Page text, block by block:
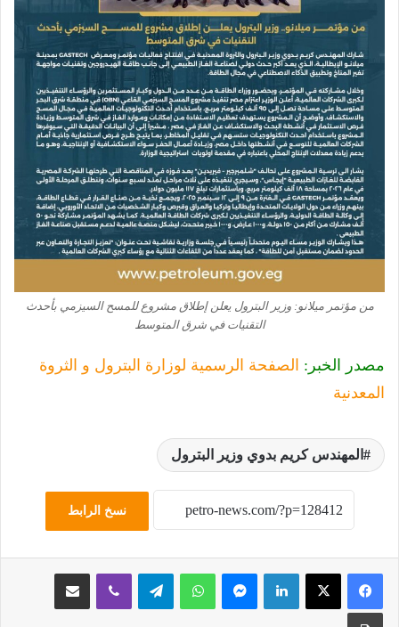
من مؤتمر ميلانو: وزير البترول يعلن إطلاق مشروع للمسح السيزمي بأحدث
التقنيات في شرق المتوسط
مصدر الخبر: الصفحة الرسمية لوزارة البترول و الثروة
المعدنية
المهندس كريم بدوي وزير البترول
نسخ الرابط
لينكدإن ماسنجر واتساب تيلقرام ڤايبر مشاركة عبر البريد
طباعة